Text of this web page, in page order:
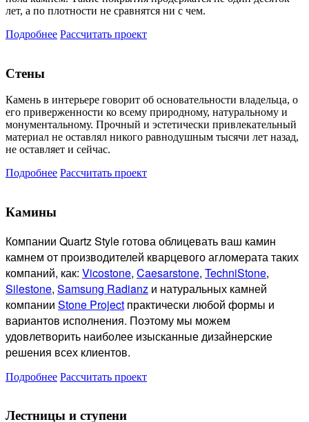
лет, а по плотности не сравнятся ни с чем.
Подробнее Рассчитать проект
Стены
Камень в интерьере говорит об основательности владельца, о
его приверженности ко всему природному, натуральному и
монументальному. Прочный и эстетически привлекательный
материал не оставлял никого равнодушным тысячи лет назад,
не оставляет и сейчас.
Подробнее Рассчитать проект
Камины
Компании Quartz Style готоваоблицевать ваш камин
камнем от производителей кварцевого агломерата таких
компаний, как: Vicostone, Caesarstone, TechniStone,
Silestone, Samsung Radianz и натуральных камней
компании Stone Project практически любой формы и
вариантов исполнения. Поэтому мы можем
удовлетворить наиболее изысканные дизайнерские
решения всех клиентов.
Подробнее Рассчитать проект
Лестницы и ступени